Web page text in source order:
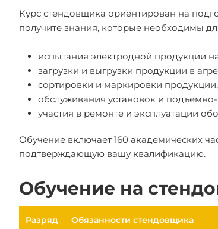
Курс стендовщика ориентирован на
получите знания, которые необходимы
испытания электродной продукции
загрузки и выгрузки продукции в
сортировки и маркировки
обслуживания установок и
участия в ремонте и эксплуатации
Обучение включает 160 академических
подтверждающую вашу квалификацию.
Обучение на
Разряд Обязанности стендовщика